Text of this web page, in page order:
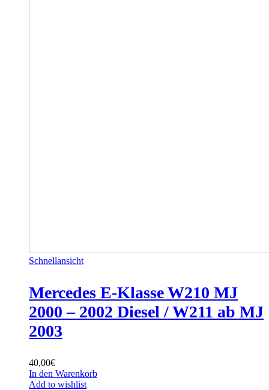
Schnellansicht
Mercedes E-Klasse W210 MJ
2000 – 2002 Diesel / W211 ab MJ
2003
40,00€
In den Warenkorb
Add to wishlist